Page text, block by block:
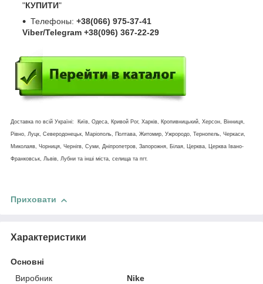
"КУПИТИ"
Телефоны: +38(066) 975-37-41
Viber/Telegram +38(096) 367-22-29
Доставка по всій Україні: Київ, Одеса, Кривой Рог, Харків, Кропивницький, Херсон, Вінниця,
Рівно, Луцк, Северодонецьк, Маріополь, Полтава, Житомир, Ужрородо, Тернопель, Черкаси,
Миколаяв, Чорниця, Чернігв, Суми, Дніпропетров, Запорожня, Білая, Церква, Церква Івано-
Франковськ, Львів, Лубни та інші міста, селища та пгт.
Приховати
Характеристики
Основні
Виробник
Nike